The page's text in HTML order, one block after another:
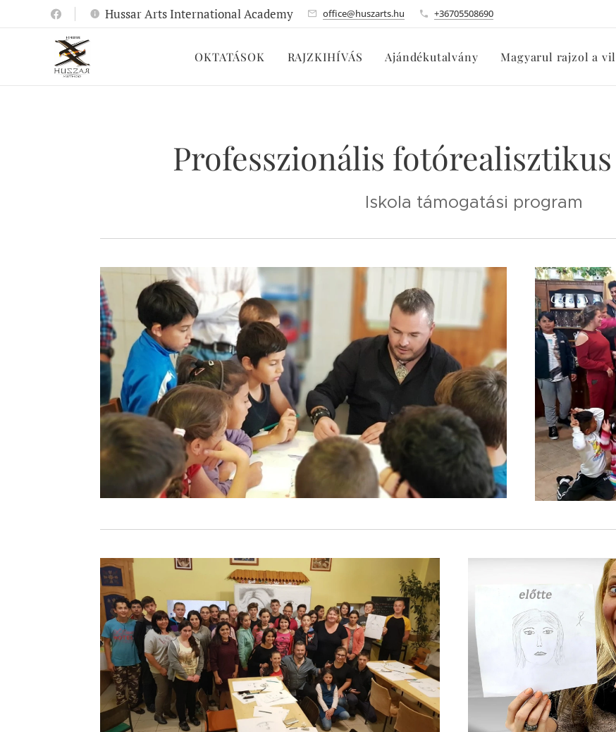
Hussar Arts International Academy office@huszarts.hu +36705508690
OKTATÁSOK RAJZKIHÍVÁS Ajándékutalvány Magyarul rajzol a
Professzionális
Iskola támogatási program